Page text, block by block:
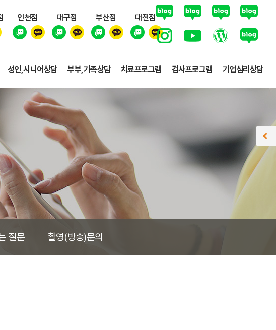
인천점 대구점 부산점 대전점
성인,시니어상담 부부,가족상담 치료프로그램 검사프로그램 기업심리상담
질문 촬영(방송)문의